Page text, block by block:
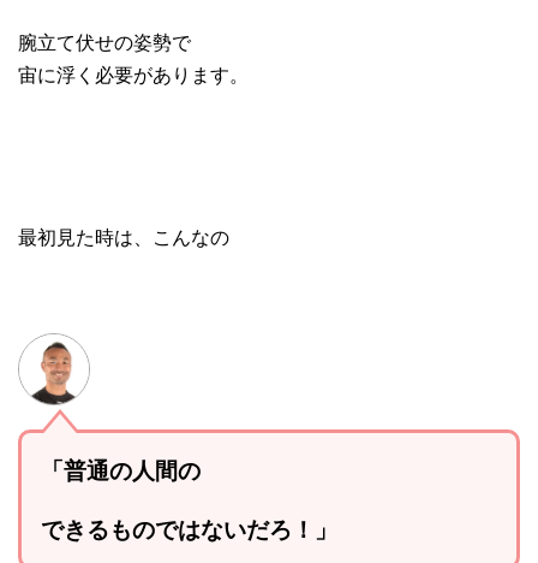
腕立て伏せの姿勢で
宙に浮く必要があります。
最初見た時は、こんなの
「普通の人間の
できるものではないだろ！」